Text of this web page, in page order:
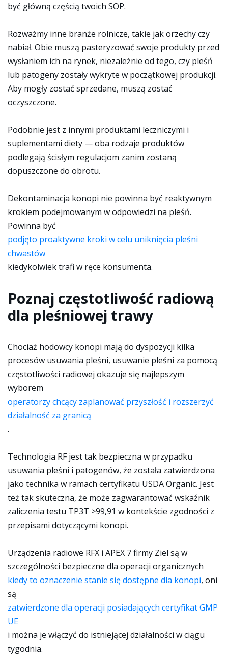
być główną częścią twoich SOP.
Rozważmy inne branże rolnicze, takie jak orzechy czy
nabiał. Obie muszą pasteryzować swoje produkty przed
wysłaniem ich na rynek, niezależnie od tego, czy pleśń
lub patogeny zostały wykryte w początkowej produkcji.
Aby mogły zostać sprzedane, muszą zostać
oczyszczone.
Podobnie jest z innymi produktami leczniczymi i
suplementami diety — oba rodzaje produktów
podlegają ścisłym regulacjom zanim zostaną
dopuszczone do obrotu.
Dekontaminacja konopi nie powinna być reaktywnym
krokiem podejmowanym w odpowiedzi na pleśń.
Powinna być
podjęto proaktywne kroki w celu uniknięcia pleśni
chwastów
kiedykolwiek trafi w ręce konsumenta.
Poznaj częstotliwość radiową
dla pleśniowej trawy
Chociaż hodowcy konopi mają do dyspozycji kilka
procesów usuwania pleśni, usuwanie pleśni za pomocą
częstotliwości radiowej okazuje się najlepszym
wyborem
operatorzy chcący zaplanować przyszłość i rozszerzyć
działalność za granicą
.
Technologia RF jest tak bezpieczna w przypadku
usuwania pleśni i patogenów, że została zatwierdzona
jako technika w ramach certyfikatu USDA Organic. Jest
też tak skuteczna, że może zagwarantować wskaźnik
zaliczenia testu TP3T >99,91 w kontekście zgodności z
przepisami dotyczącymi konopi.
Urządzenia radiowe RFX i APEX 7 firmy Ziel są w
szczególności bezpieczne dla operacji organicznych
kiedy to oznaczenie stanie się dostępne dla konopi, oni
są
zatwierdzone dla operacji posiadających certyfikat GMP
UE
i można je włączyć do istniejącej działalności w ciągu
tygodnia.